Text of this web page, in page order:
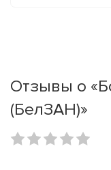
Отзывы о
(БелЗАН)»